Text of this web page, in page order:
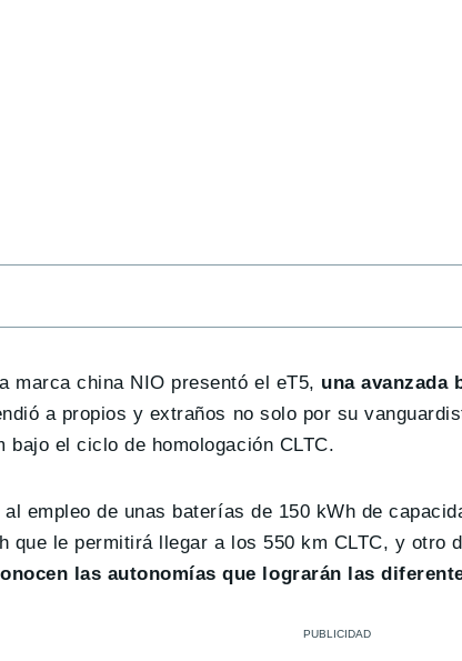
marca china NIO presentó el eT5, una avanzada
a propios y extraños no solo por su
bajo el ciclo de homologación CLTC.
empleo de unas baterías de 150 kWh de
que le permitirá llegar a los 550 km CLTC, y otro
las autonomías que lograrán las